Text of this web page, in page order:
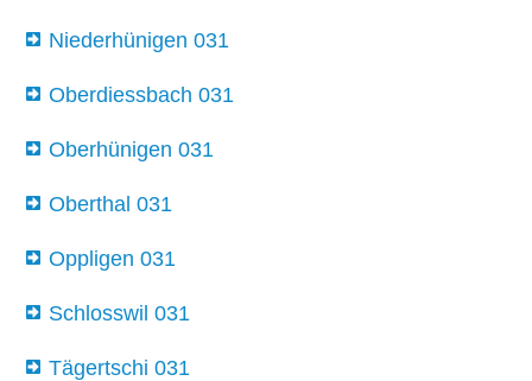
Niederhünigen 031
Oberdiessbach 031
Oberhünigen 031
Oberthal 031
Oppligen 031
Schlosswil 031
Tägertschi 031